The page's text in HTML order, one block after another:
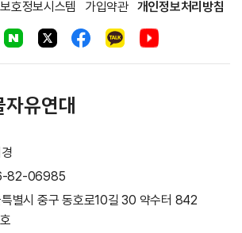
호정보시스템 가입약관 개인정보처리방침
유연대
82-06985
별시 중구 동호로10길 30 약수터 842